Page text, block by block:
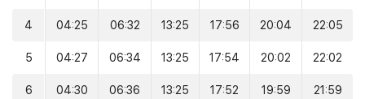
4 04:25 06:32 13:25 17:56 20:04 22:05
5 04:27 06:34 13:25 17:54 20:02 22:02
6 04:30 06:36 13:25 17:52 19:59 21:59